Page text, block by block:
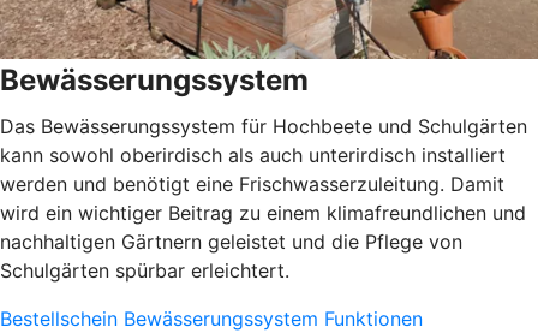
Bewässerungssystem
Das Bewässerungssystem für Hochbeete und Schulgärten
kann sowohl oberirdisch als auch unterirdisch installiert
werden und benötigt eine Frischwasserzuleitung. Damit
wird ein wichtiger Beitrag zu einem klimafreundlichen und
nachhaltigen Gärtnern geleistet und die Pflege von
Schulgärten spürbar erleichtert.
Bestellschein Bewässerungssystem Funktionen